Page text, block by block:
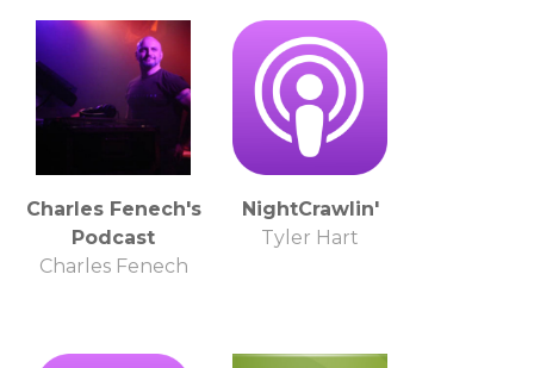
Charles Fenech's
Podcast
Charles Fenech
NightCrawlin'
Tyler Hart